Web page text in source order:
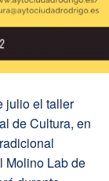
julio el taller
de Cultura, en
Molino Lab de